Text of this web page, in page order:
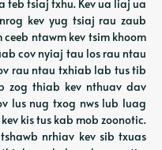
teb tsiaj txhu. Kev ua liaj ua
kev yug tsiaj rau zaub
ntawm kev tsim khoom
cov nyiaj tau los rau ntau
rau ntau txhiab lab tus tib
zog thiab kev nthuav dav
lus nug txog nws lub luag
kis tus kab mob zoonotic.
nrhiav kev sib txuas